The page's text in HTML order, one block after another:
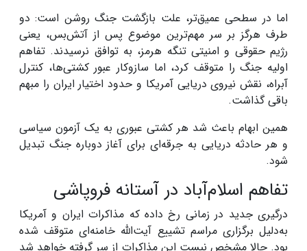
اما در سطحی عمیق‌تر، علت بازگشت جنگ روشن است: دو
طرف هرگز بر سر مهم‌ترین موضوع پس از آتش‌بس، یعنی
رژیم حقوقی و امنیتی تنگه هرمز، به توافق نرسیدند. تفاهم
اولیه جنگ را متوقف کرد، اما سازوکار عبور کشتی‌ها، کنترل
آبراه، نقش نیروی دریایی آمریکا و حدود اختیار ایران را مبهم
باقی گذاشت.
همین ابهام باعث شد هر کشتی عبوری به یک آزمون سیاسی
و هر حادثه دریایی به جرقه‌ای برای آغاز دوباره جنگ تبدیل
شود.
تفاهم اسلام‌آباد در آستانه فروپاشی
درگیری جدید در زمانی رخ داده که مذاکرات ایران و آمریکا
به‌دلیل برگزاری مراسم تشییع آیت‌الله خامنه‌ای متوقف شده
بود. حالا مشخص نیست این مذاکرات از سر گرفته خواهد شد